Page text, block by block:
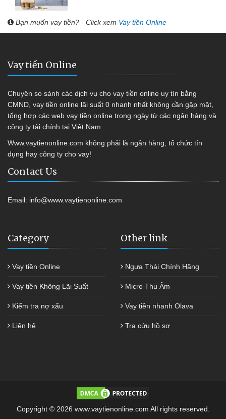
Bạn muốn vay tiền? - Click xem Vay tiền Online
Vay tiền Online
Chuyên so sánh các dịch vụ cho vay tiền online uy tín bằng
CMND, vay tiền online lãi suất 0 nhanh nhất không cần gặp mặt,
tổng hợp các web vay tiền online trong ngày từ các ngân hàng và
công ty tài chính tại Việt Nam
Www.vaytienonline.com không phải là ngân hàng, tổ chức tín
dụng hay công ty cho vay!
Contact Us
Email: info@www.vaytienonline.com
Category
Vay tiền Online
Vay tiền Không Lãi Suất
Kiểm tra nợ xấu
Liên hệ
Other link
Ngựa Thái Chính Hãng
Micro Thu Âm
Vay tiền nhanh Olava
Tra cứu hồ sơ
Copyright © 2026 www.vaytienonline.com All rights reserved.